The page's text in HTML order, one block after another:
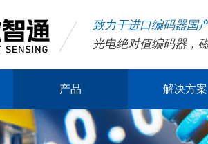
致力于进口编码器国
光电绝对值编码器，
产品 解决方案